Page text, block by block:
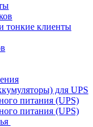
тонкие клиенты
для UPS
питания (UPS)
питания (UPS)